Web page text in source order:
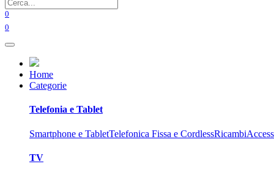
0
0
Home
Categorie
Telefonia e Tablet
Smartphone e TabletTelefonica Fissa e CordlessRicambi
TV